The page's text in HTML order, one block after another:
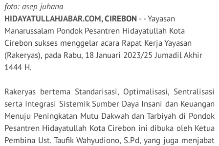
foto: asep juhana
HIDAYATULLAHJABAR.COM, CIREBON- - Yayasan
Manarussalam Pondok Pesantren Hidayatullah Kota
Cirebon sukses menggelar acara Rapat Kerja Yayasan
(Rakeryas), pada Rabu, 18 Januari 2023/25 Jumadil Akhir
1444 H.
Rakeryas bertema Standarisasi, Optimalisasi, Sentralisasi
serta Integrasi Sistemik Sumber Daya Insani dan Keuangan
Menuju Peningkatan Mutu Dakwah dan Tarbiyah di Pondok
Pesantren Hidayatullah Kota Cirebon ini dibuka oleh Ketua
Pembina Ust. Taufik Wahyudiono, S.Pd, yang juga menjabat